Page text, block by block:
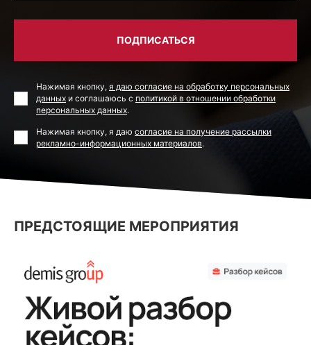
ПОДПИСАТЬСЯ
Нажимая кнопку, я даю согласие на обработку персональных
данных и соглашаюсь с политикой в отношении обработки
персональных данных.
Нажимая кнопку, я даю согласие на получение рассылки
рекламно-информационных материалов.
ПРЕДСТОЯЩИЕ МЕРОПРИЯТИЯ